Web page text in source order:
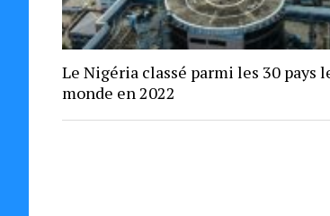
Le Nigéria classé parmi les 30 pays
monde en 2022